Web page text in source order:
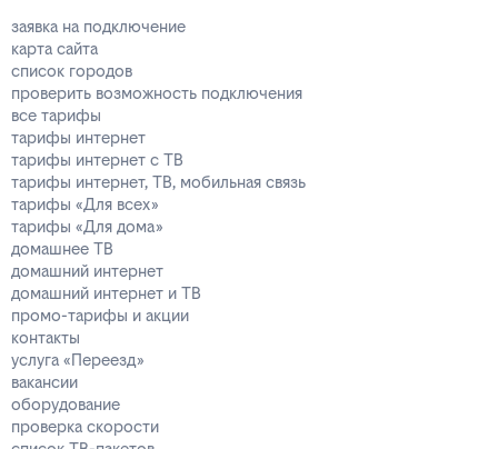
заявка на подключение
карта сайта
список городов
проверить возможность подключения
все тарифы
тарифы интернет
тарифы интернет с ТВ
тарифы интернет, ТВ, мобильная связь
тарифы «Для всех»
тарифы «Для дома»
домашнее ТВ
домашний интернет
домашний интернет и ТВ
промо-тарифы и акции
контакты
услуга «Переезд»
вакансии
оборудование
проверка скорости